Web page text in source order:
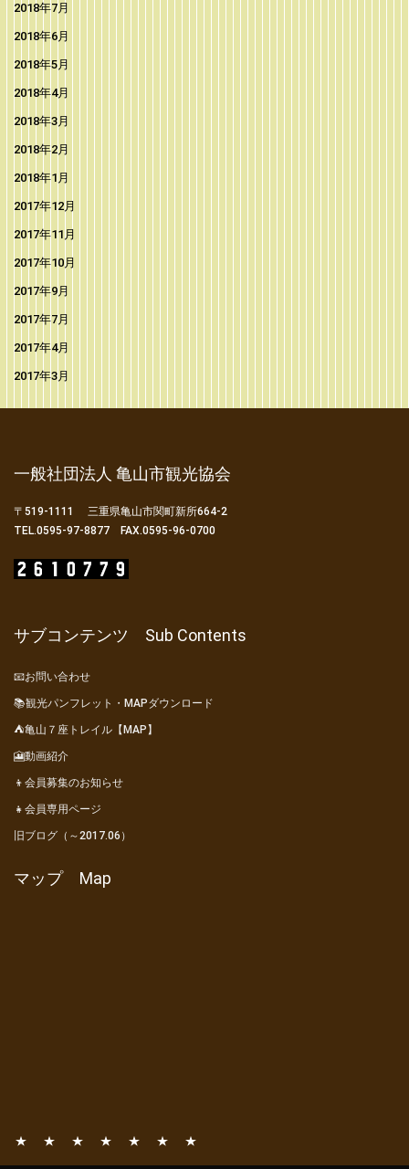
2018年7月
2018年6月
2018年5月
2018年4月
2018年3月
2018年2月
2018年1月
2017年12月
2017年11月
2017年10月
2017年9月
2017年7月
2017年4月
2017年3月
一般社団法人 亀山市観光協会
〒519-1111 三重県亀山市関町新所664-2
TEL.0595-97-8877 FAX.0595-96-0700
サブコンテンツ Sub Contents
📧お問い合わせ
📚観光パンフレット・MAPダウンロード
⛺亀山７座トレイル【MAP】
🎦動画紹介
👦会員募集のお知らせ
👧会員専用ページ
旧ブログ（～2017.06）
マップ Map